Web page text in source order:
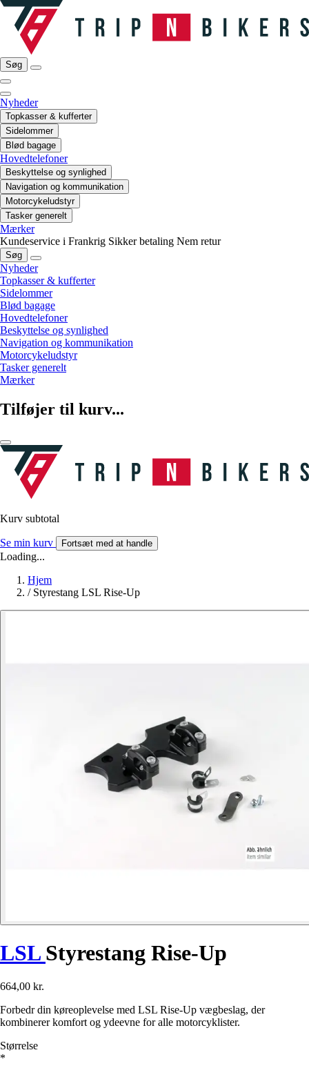
Søg
Nyheder
Topkasser & kufferter
Sidelommer
Blød bagage
Hovedtelefoner
Beskyttelse og synlighed
Navigation og kommunikation
Motorcykeludstyr
Tasker generelt
Mærker
Kundeservice i Frankrig Sikker betaling Nem retur
Søg
Nyheder
Topkasser & kufferter
Sidelommer
Blød bagage
Hovedtelefoner
Beskyttelse og synlighed
Navigation og kommunikation
Motorcykeludstyr
Tasker generelt
Mærker
Tilføjer til kurv...
Kurv subtotal
Se min kurv Fortsæt med at handle
Loading...
Hjem
/ Styrestang LSL Rise-Up
LSL Styrestang Rise-Up
664,00 kr.
Forbedr din køreoplevelse med LSL Rise-Up vægbeslag, der
kombinerer komfort og ydeevne for alle motorcyklister.
Størrelse
*